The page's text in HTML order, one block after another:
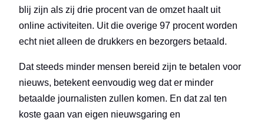
blij zijn als zij drie procent van de omzet haalt uit
online activiteiten. Uit die overige 97 procent worden
echt niet alleen de drukkers en bezorgers betaald.
Dat steeds minder mensen bereid zijn te betalen voor
nieuws, betekent eenvoudig weg dat er minder
betaalde journalisten zullen komen. En dat zal ten
koste gaan van eigen nieuwsgaring en